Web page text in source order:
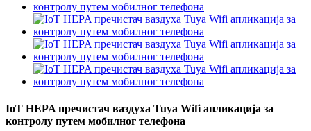
IoT HEPA пречистач ваздуха Tuya Wifi апликација за
контролу путем мобилног телефона